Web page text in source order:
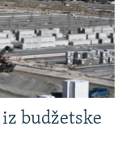
budžetske